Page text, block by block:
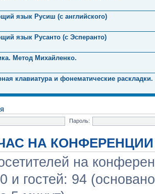
язык Русиш (с английского)
язык Русанто (с Эсперанто)
Метод Михайленко.
клавиатура и фонематические раскладки.
Пароль:
НА КОНФЕРЕНЦИИ
на
и гостей: 94